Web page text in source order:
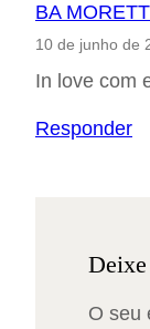
BA
10 de junho de
In love com
Responder
O seu